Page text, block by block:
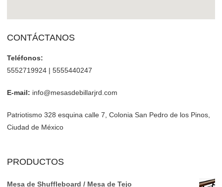
CONTÁCTANOS
Teléfonos:
5552719924 | 5555440247
E-mail: info@mesasdebillarjrd.com
Patriotismo 328 esquina calle 7, Colonia San Pedro de los Pinos,
Ciudad de México
PRODUCTOS
Mesa de Shuffleboard / Mesa de Tejo